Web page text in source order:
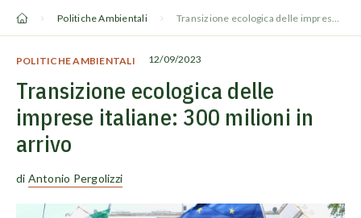
Politiche Ambientali Transizione ecologica delle imprese italiane: 300 milioni in arrivo
POLITICHE AMBIENTALI 12/09/2023
Transizione ecologica delle
imprese italiane: 300 milioni in
arrivo
di Antonio Pergolizzi